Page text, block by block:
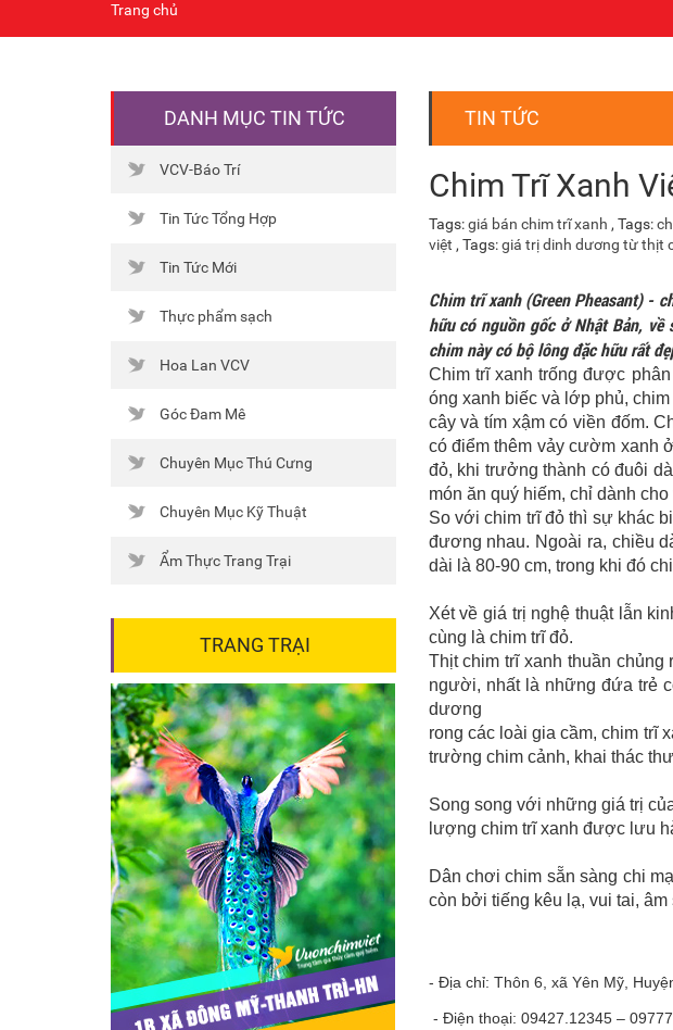
Trang chủ
DANH MỤC TIN TỨC
VCV-Báo Trí
Tin Tức Tổng Hợp
Tin Tức Mới
Thực phẩm sạch
Hoa Lan VCV
Góc Đam Mê
Chuyên Mục Thú Cưng
Chuyên Mục Kỹ Thuật
Ẩm Thực Trang Trại
TRANG TRẠI
TIN TỨC
Chim Trĩ Xanh
Tags:giá bán chim trĩ xanh , Tags:
việt , Tags:giá trị dinh dương từ thịt
Chim trĩ xanh (Green Pheasant) -
hữu có nguồn gốc ở Nhật Bản,
chim này có bộ lông đặc hữu rất
Chim trĩ xanh trống được
óng xanh biếc và lớp phủ,
cây và tím xậm có viền đốm.
có điểm thêm vảy cườm xanh
đỏ, khi trưởng thành có đuôi
món ăn quý hiếm, chỉ dành
So với chim trĩ đỏ thì sự khác
đương nhau. Ngoài ra, chiều
dài là 80-90 cm, trong khi đó
Xét về giá trị nghệ thuật lẫn
cùng là chim trĩ đỏ.
Thịt chim trĩ xanh thuần
người, nhất là những đứa trẻ
dương
rong các loài gia cầm, chim trĩ
trường chim cảnh, khai thác
Song song với những giá trị
lượng chim trĩ xanh được lưu
Dân chơi chim sẵn sàng chi
còn bởi tiếng kêu lạ, vui tai, âm
- Địa chỉ: Thôn 6, xã Yên Mỹ,
- Điện thoại: 09427.12345 –